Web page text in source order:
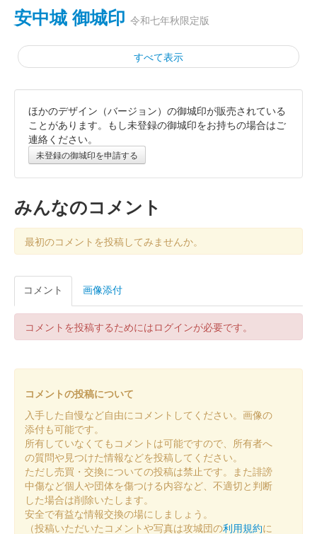
安中城 御城印 令和七年秋限定版
すべて表示
安中城 御城印 板倉家版
安中城 御城印 板倉氏令和七年夏限定版
安中城 御城印 武田氏令和七年夏限定
安中城 御城印
安中城 御城印
安中城 御城印
安中城 御城印 徳川譜代冬限定御城印
安中城 御城印 安中氏冬版
ほかのデザイン（バージョン）の御城印が販売されている
ことがあります。もし未登録の御城印をお持ちの場合はご
連絡ください。
未登録の御城印を申請する
みんなのコメント
最初のコメントを投稿してみませんか。
コメント 画像添付
コメントを投稿するためにはログインが必要です。
コメントの投稿について
入手した自慢など自由にコメントしてください。画像の
添付も可能です。
所有していなくてもコメントは可能ですので、所有者へ
の質問や見つけた情報などを投稿してください。
ただし売買・交換についての投稿は禁止です。また誹謗
中傷など個人や団体を傷つける内容など、不適切と判断
した場合は削除いたします。
安全で有益な情報交換の場にしましょう。
（投稿いただいたコメントや写真は攻城団の利用規約に